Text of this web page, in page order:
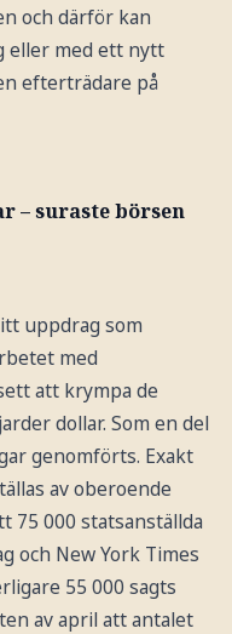
och därför kan
eller med ett nytt
efterträdare på
– suraste börsen
uppdrag som
med
att krympa de
dollar. Som en del
genomförts. Exakt
av oberoende
75 000 statsanställda
och New York Times
55 000 sagts
av april att antalet